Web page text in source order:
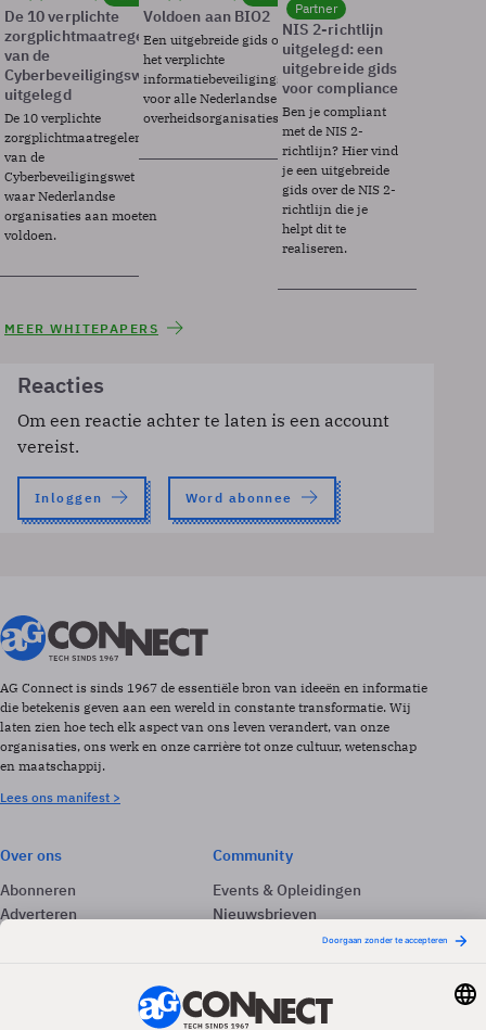
De 10 verplichte
zorgplichtmaatregelen
van de
Cyberbeveiligingswet
uitgelegd
De 10 verplichte
zorgplichtmaatregelen
van de
Cyberbeveiligingswet
waar Nederlandse
organisaties aan moeten
voldoen.
Voldoen aan BIO2
Een uitgebreide gids over BIO2,
het verplichte
informatiebeveiligingsframework
voor alle Nederlandse
overheidsorganisaties.
Partner
NIS 2-richtlijn
uitgelegd: een
uitgebreide gids
voor compliance
Ben je compliant
met de NIS 2-
richtlijn? Hier vind
je een uitgebreide
gids over de NIS 2-
richtlijn die je
helpt dit te
realiseren.
MEER WHITEPAPERS
Reacties
Om een reactie achter te laten is een account
vereist.
Inloggen Word abonnee
AG Connect is sinds 1967 de essentiële bron van ideeën en informatie
die betekenis geven aan een wereld in constante transformatie. Wij
laten zien hoe tech elk aspect van ons leven verandert, van onze
organisaties, ons werk en onze carrière tot onze cultuur, wetenschap
en maatschappij.
Lees ons manifest >
Over ons
Abonneren
Adverteren
Community
Events & Opleidingen
Nieuwsbrieven